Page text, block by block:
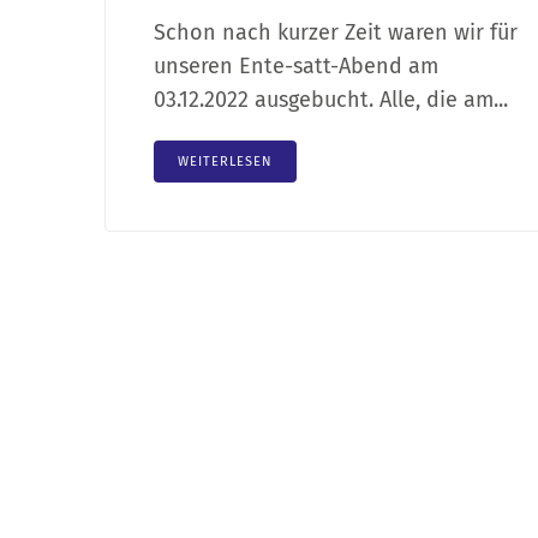
Schon nach kurzer Zeit waren wir für
unseren Ente-satt-Abend am
03.12.2022 ausgebucht. Alle, die am...
WEITERLESEN